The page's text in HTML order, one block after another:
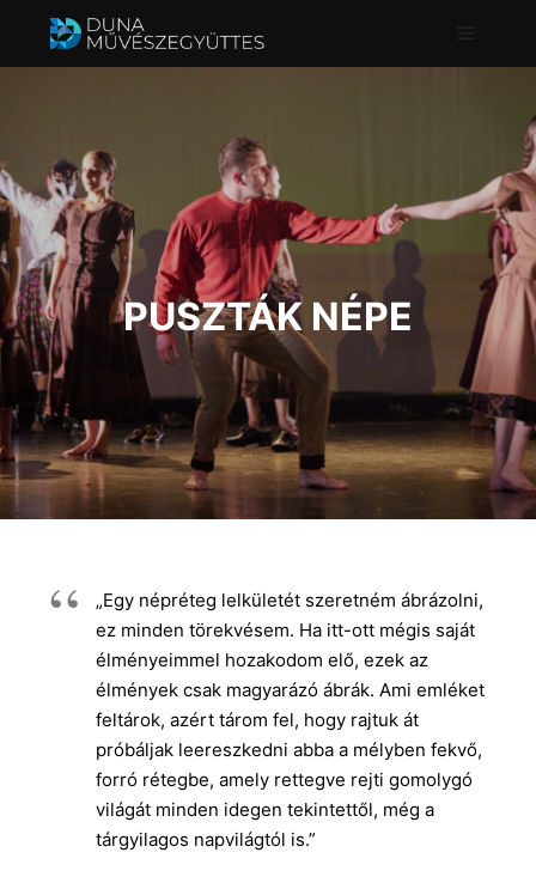
Főmenü
PUSZTÁK NÉPE
„Egy népréteg lelkületét szeretném ábrázolni,
ez minden törekvésem. Ha itt-ott mégis saját
élményeimmel hozakodom elő, ezek az
élmények csak magyarázó ábrák. Ami emléket
feltárok, azért tárom fel, hogy rajtuk át
próbáljak leereszkedni abba a mélyben fekvő,
forró rétegbe, amely rettegve rejti gomolygó
világát minden idegen tekintettől, még a
tárgyilagos napvilágtól is.”